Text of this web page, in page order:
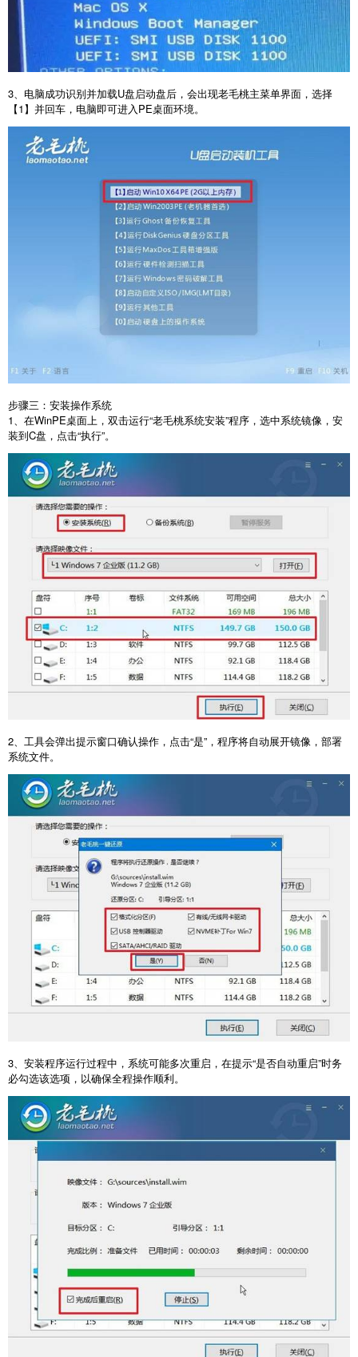
3、电脑成功识别并加载U盘启动盘后，会出现老毛桃主菜单界面，选择
【1】并回车，电脑即可进入PE桌面环境。
步骤三：安装操作系统
1、在WinPE桌面上，双击运行“老毛桃系统安装”程序，选中系统镜像，安
装到C盘，点击“执行”。
2、工具会弹出提示窗口确认操作，点击“是”，程序将自动展开镜像，部署
系统文件。
3 、安装程序运行过程中，系统可能多次重启，在提示“是否自动重启”时务
必勾选该选项，以确保全程操作顺利。